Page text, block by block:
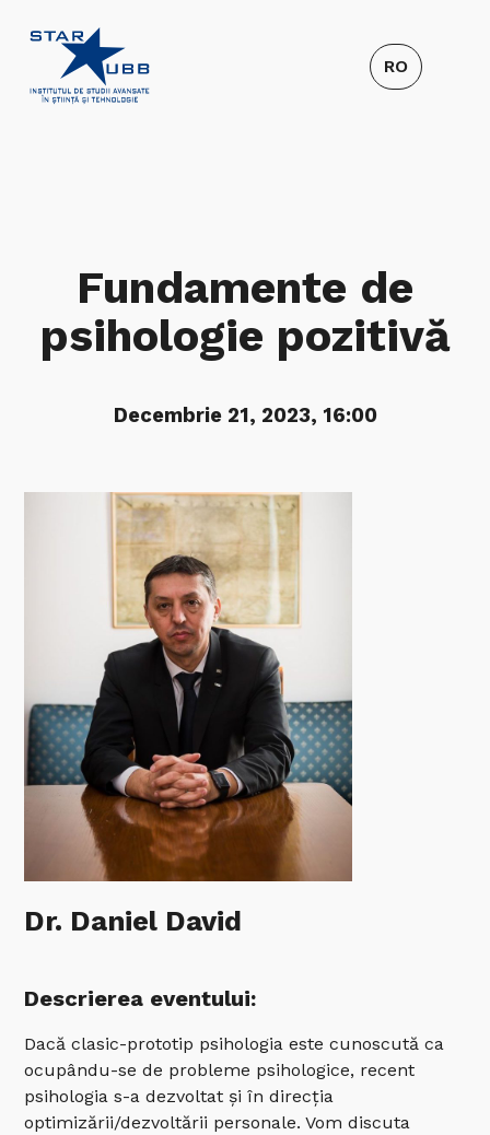
Fundamente de
psihologie pozitivă
Decembrie 21, 2023, 16:00
Dr. Daniel David
Descrierea eventului:
Dacă clasic-prototip psihologia este cunoscută ca
ocupându-se de probleme psihologice, recent
psihologia s-a dezvoltat și în direcția
optimizării/dezvoltării personale. Vom discuta